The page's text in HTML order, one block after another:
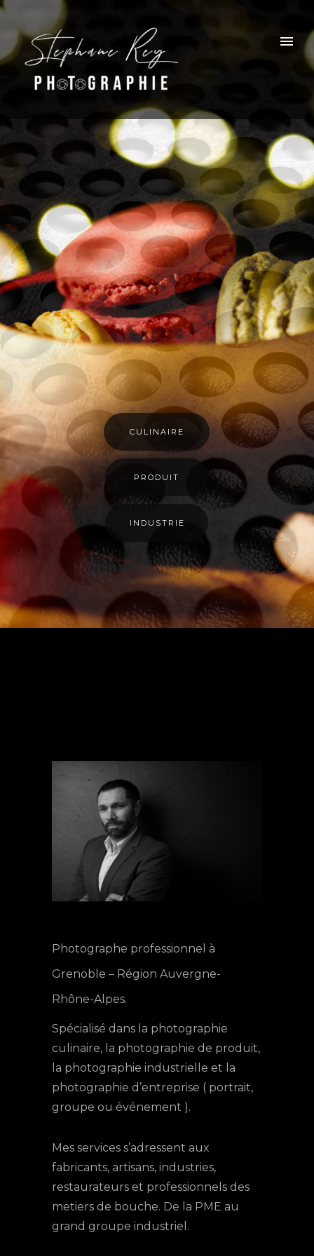
INDUSTRIE
CULINAIRE
PRODUIT
Photographe professionnel à
Grenoble – Région Auvergne-
Rhône-Alpes.
Spécialisé dans la photographie
culinaire, la photographie de produit,
la photographie industrielle et la
photographie d’entreprise ( portrait,
groupe ou événement ).
Mes services s’adressent aux
fabricants, artisans, industries,
restaurateurs et professionnels des
metiers de bouche. De la PME au
grand groupe industriel.